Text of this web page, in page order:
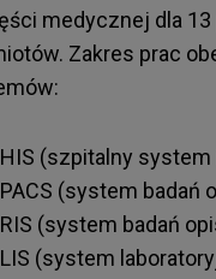
medycznej dla
Zakres prac
HIS (szpitalny
PACS (system badań
RIS (system badań
LIS (system